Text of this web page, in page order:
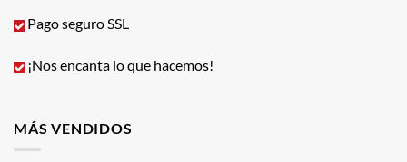
Pago seguro SSL
¡Nos encanta lo que hacemos!
MÁS VENDIDOS